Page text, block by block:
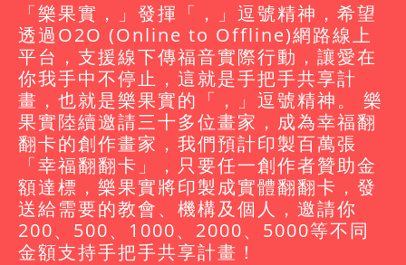
「樂果實，」發揮「，」逗號精神，希望
透過O2O (Online to Offline)網路線上
平台，支援線下傳福音實際行動，讓愛在
你我手中不停止，這就是手把手共享計
畫，也就是樂果實的「，」逗號精神。 樂
果實陸續邀請三十多位畫家，成為幸福翻
翻卡的創作畫家，我們預計印製百萬張
「幸福翻翻卡」，只要任一創作者贊助金
額達標，樂果實將印製成實體翻翻卡，發
送給需要的教會、機構及個人，邀請你
200、500、1000、2000、5000等不同
金額支持手把手共享計畫！